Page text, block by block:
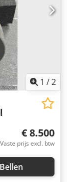
1 /2
€ 8.500
Vaste prijs excl. btw
Bellen